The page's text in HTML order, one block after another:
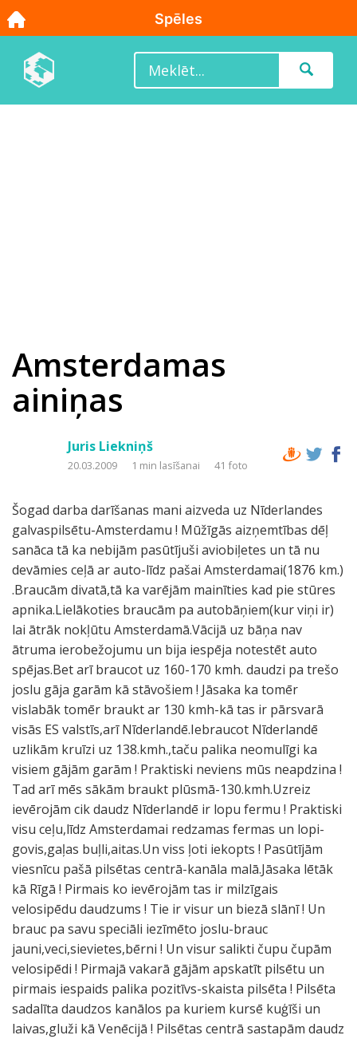
Amsterdamas
ainiņas
Juris Liekniņš
20.03.2009 1 min lasīšanai 41 foto
Šogad darba darīšanas mani aizveda uz Nīderlandes
galvaspilsētu-Amsterdamu ! Mūžīgās aizņemtības dēļ
sanāca tā ka nebijām pasūtījuši aviobiļetes un tā nu
devāmies ceļā ar auto-līdz pašai Amsterdamai(1876 km.)
.Braucām divatā,tā ka varējām mainīties kad pie stūres
apnika.Lielākoties braucām pa autobāņiem(kur viņi ir)
lai ātrāk nokļūtu Amsterdamā.Vācijā uz bāņa nav
ātruma ierobežojumu un bija iespēja notestēt auto
spējas.Bet arī braucot uz 160-170 kmh. daudzi pa trešo
joslu gāja garām kā stāvošiem ! Jāsaka ka tomēr
vislabāk tomēr braukt ar 130 kmh-kā tas ir pārsvarā
visās ES valstīs,arī Nīderlandē.Iebraucot Nīderlandē
uzlikām kruīzi uz 138.kmh.,taču palika neomulīgi ka
visiem gājām garām ! Praktiski neviens mūs neapdzina !
Tad arī mēs sākām braukt plūsmā-130.kmh.Uzreiz
ievērojām cik daudz Nīderlandē ir lopu fermu ! Praktiski
visu ceļu,līdz Amsterdamai redzamas fermas un lopi-
govis,gaļas buļli,aitas.Un viss ļoti iekopts ! Pasūtījām
viesnīcu pašā pilsētas centrā-kanāla malā.Jāsaka lētāk
kā Rīgā ! Pirmais ko ievērojām tas ir milzīgais
velosipēdu daudzums ! Tie ir visur un biezā slānī ! Un
brauc pa savu speciāli iezīmēto joslu-brauc
jauni,veci,sievietes,bērni ! Un visur salikti čupu čupām
velosipēdi ! Pirmajā vakarā gājām apskatīt pilsētu un
pirmais iespaids palika pozitīvs-skaista pilsēta ! Pilsēta
sadalīta daudzos kanālos pa kuriem kursē kuģīši un
laivas,gluži kā Venēcijā ! Pilsētas centrā sastapām daudz